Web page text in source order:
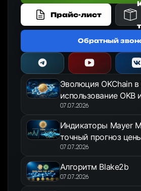
Прайс-лист
Обратный
Эволюция OKChain в
использование OKB
OKX Jumpstart в 2026
07.07.2026
Индикаторы Mayer
точный прогноз
году
07.07.2026
Алгоритм Blake2b
07.07.2026